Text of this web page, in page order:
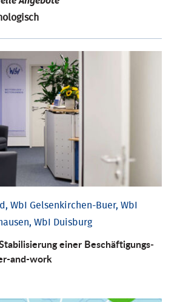
WbI Gelsenkirchen-Buer, WbI
WbI Duisburg
einer Be­schäftigungs­
and-work